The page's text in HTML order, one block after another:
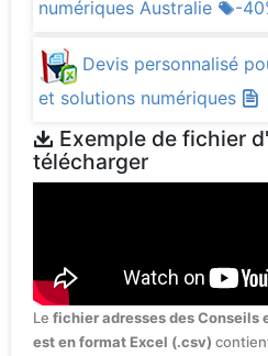
numériques Australie
-
Devis personnalisé
et solutions numériques
Exemple de fichier
télécharger
Le fichier adresses des Conseils
est en format Excel (.csv)